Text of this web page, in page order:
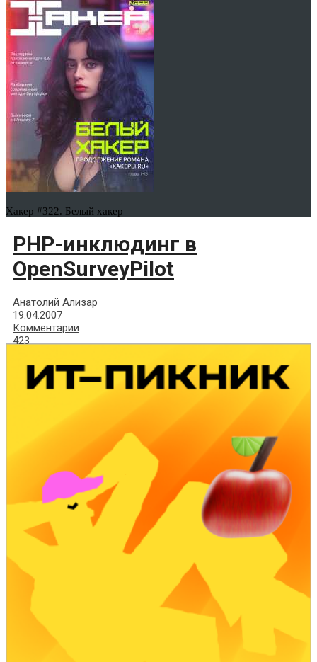
Хакер #322. Белый хакер
PHP-инклюдинг в
OpenSurveyPilot
Анатолий Ализар
19.04.2007
Комментарии
423